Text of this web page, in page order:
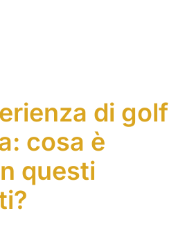
di golf
cosa è
questi